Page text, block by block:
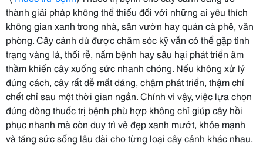
thành giải pháp không thể thiếu đối với những ai yêu thích
không gian xanh trong nhà, sân vườn hay quán cà phê, văn
phòng. Cây cảnh dù được chăm sóc kỹ vẫn có thể gặp tình
trạng vàng lá, thối rễ, nấm bệnh hay sâu hại phát triển âm
thầm khiến cây xuống sức nhanh chóng. Nếu không xử lý
đúng cách, cây rất dễ mất dáng, chậm phát triển, thậm chí
chết chỉ sau một thời gian ngắn. Chính vì vậy, việc lựa chọn
đúng dòng thuốc trị bệnh phù hợp không chỉ giúp cây hồi
phục nhanh mà còn duy trì vẻ đẹp xanh mướt, khỏe mạnh
và tăng sức sống lâu dài cho từng loại cây cảnh khác nhau.